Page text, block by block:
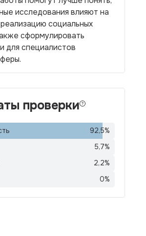
исследования влияют на
социальных
сформулировать
для специалистов
проверки
92,5%
5,7%
2,2%
0%